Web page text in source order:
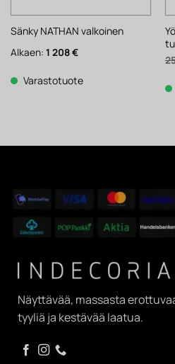
Sänky NATHAN valkoinen
Alkaen: 1 208€
Varastotuote
Näyttävää, massasta
tyyliä ja kestävää laatua.